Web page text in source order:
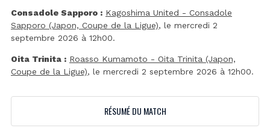
Consadole Sapporo : Kagoshima United - Consadole
Sapporo (Japon, Coupe de la Ligue), le mercredi 2
septembre 2026 à 12h00.
Oita Trinita : Roasso Kumamoto - Oita Trinita (Japon,
Coupe de la Ligue), le mercredi 2 septembre 2026 à 12h00.
RÉSUMÉ DU MATCH